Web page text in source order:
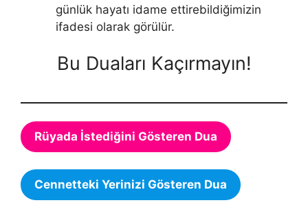
günlük hayatı idame ettirebildiğimizin
ifadesi olarak görülür.
Bu Duaları Kaçırmayın!
Rüyada İstediğini Gösteren Dua
Cennetteki Yerinizi Gösteren Dua